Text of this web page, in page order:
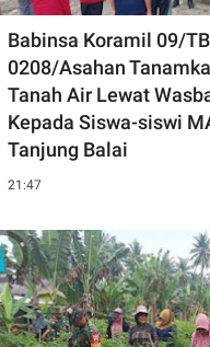
Babinsa Koramil 09/
0208/Asahan
Tanah Air Lewat
Kepada Siswa-siswi
Tanjung Balai
21:47